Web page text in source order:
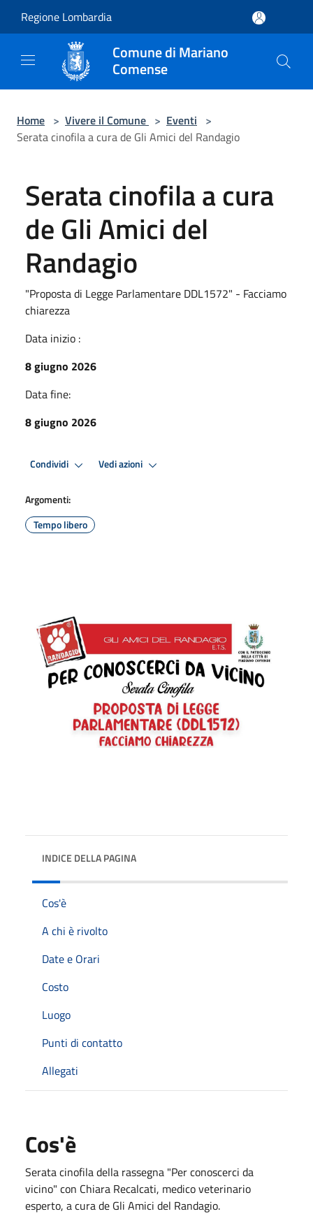
Regione Lombardia
Comune di Mariano
Comense
Home > Vivere il Comune > Eventi >
Serata cinofila a cura de Gli Amici del Randagio
Serata cinofila a cura
de Gli Amici del
Randagio
"Proposta di Legge Parlamentare DDL1572" - Facciamo
chiarezza
Data inizio :
8 giugno 2026
Data fine:
8 giugno 2026
Condividi Vedi azioni
Argomenti:
Tempo libero
INDICE DELLA PAGINA
Cos'è
A chi è rivolto
Date e Orari
Costo
Luogo
Punti di contatto
Allegati
Cos'è
Serata cinofila della rassegna "Per conoscerci da
vicino" con Chiara Recalcati, medico veterinario
esperto, a cura de Gli Amici del Randagio.